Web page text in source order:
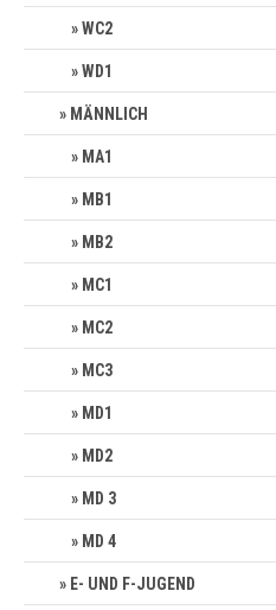
WC2
WD1
MÄNNLICH
MA1
MB1
MB2
MC1
MC2
MC3
MD1
MD2
MD 3
MD 4
E- UND F-JUGEND